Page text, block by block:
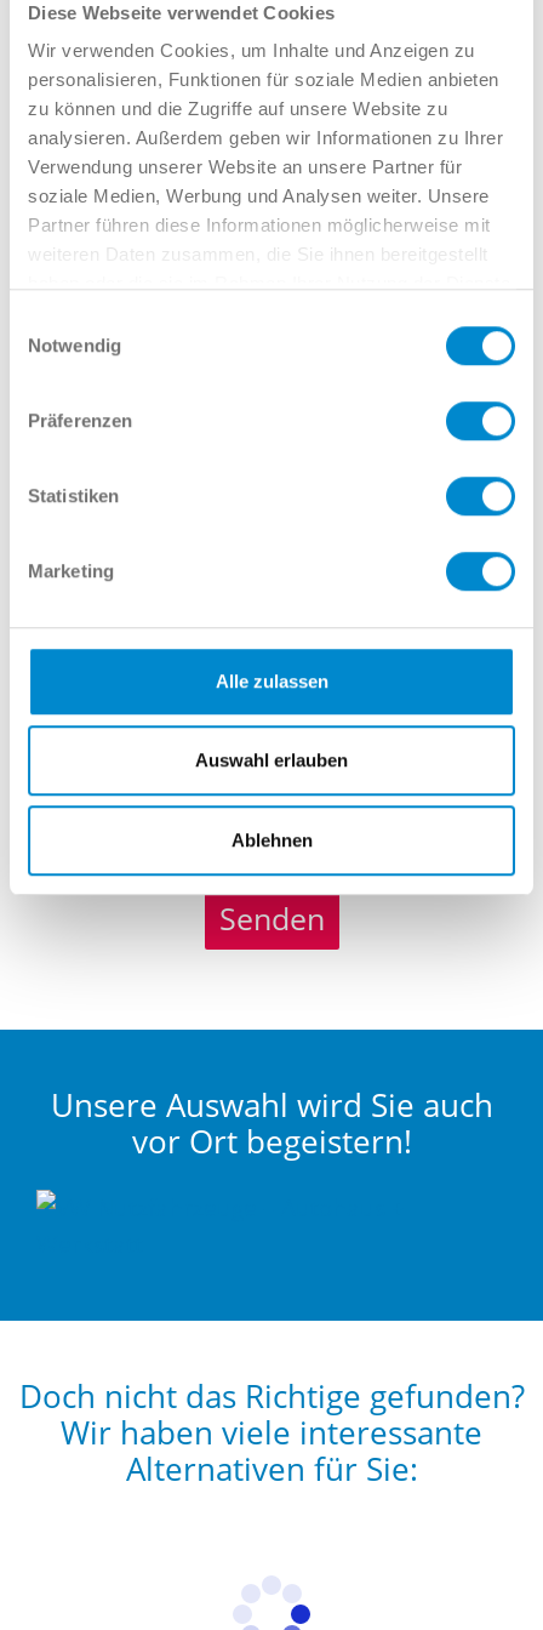
Diese Webseite verwendet Cookies
Wir verwenden Cookies, um Inhalte und Anzeigen zu
personalisieren, Funktionen für soziale Medien anbieten
zu können und die Zugriffe auf unsere Website zu
analysieren. Außerdem geben wir Informationen zu Ihrer
Verwendung unserer Website an unsere Partner für
soziale Medien, Werbung und Analysen weiter. Unsere
Partner führen diese Informationen möglicherweise mit
weiteren Daten zusammen, die Sie ihnen bereitgestellt
Notwendig
Präferenzen
Statistiken
Marketing
Alle zulassen
Auswahl erlauben
Ablehnen
Emil Bauer
Verkauf NFZ NW
02381 7998-922
ebauer@potthoff.de
Name
E-Mail
Telefonnummer
Datenschutzakzeptiert
Senden
Unsere Auswahl wird Sie auch
vor Ort begeistern!
Doch nicht das Richtige gefunden?
Wir haben viele interessante
Alternativen für Sie: